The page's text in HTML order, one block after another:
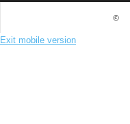
©
Exit mobile version